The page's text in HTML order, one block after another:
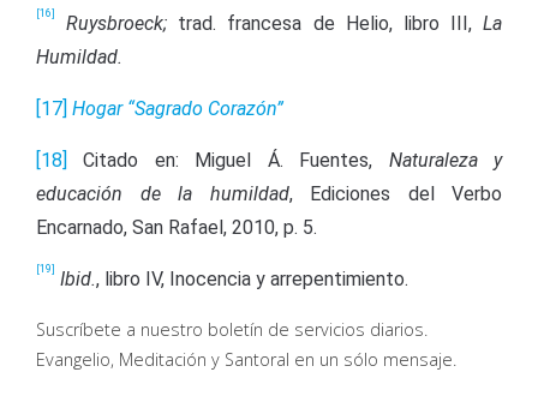
[16] Ruysbroeck; trad. francesa de Helio, libro III, La
Humildad.
[17] Hogar “Sagrado Corazón”
[18] Citado en: Miguel Á. Fuentes, Naturaleza y
educación de la humildad, Ediciones del Verbo
Encarnado, San Rafael, 2010, p. 5.
[19] Ibid., libro IV, Inocencia y arrepentimiento.
Suscríbete a nuestro boletín de servicios diarios.
Evangelio, Meditación y Santoral en un sólo mensaje.